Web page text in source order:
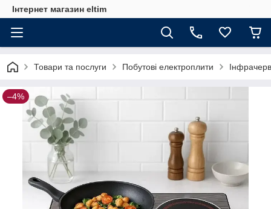
Інтернет магазин eltim
Товари та послуги Побутові електроплити
–4%